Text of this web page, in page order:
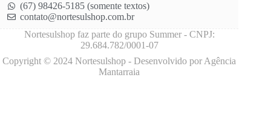
(67) 98426-5185 (somente textos)
contato@nortesulshop.com.br
Nortesulshop faz parte do grupo Summer - CNPJ:
29.684.782/0001-07
Copyright © 2024 Nortesulshop - Desenvolvido por Agência
Mantarraia